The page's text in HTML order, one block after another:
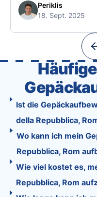
free. 🧭 What Makes
Unlike standard
With Tourist, your
Periklis
18. Sept. 2025
Ist die
della Repubblica,
Wo kann ich mein
Repubblica, Rom
Wie viel kostet es,
Repubblica, Rom